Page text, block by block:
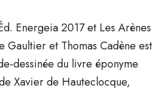
Energeia 2017 et Les Arènes
Gaultier et Thomas Cadène est
dessinée du livre éponyme
Xavier de Hauteclocque,